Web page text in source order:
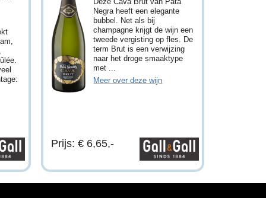
Negra heeft een elegante
bubbel. Net als bij
champagne krijgt de wijn een
tweede vergisting op fles. De
term Brut is een verwijzing
naar het droge smaaktype
met ...
Meer over deze wijn
Prijs: € 6,65,-